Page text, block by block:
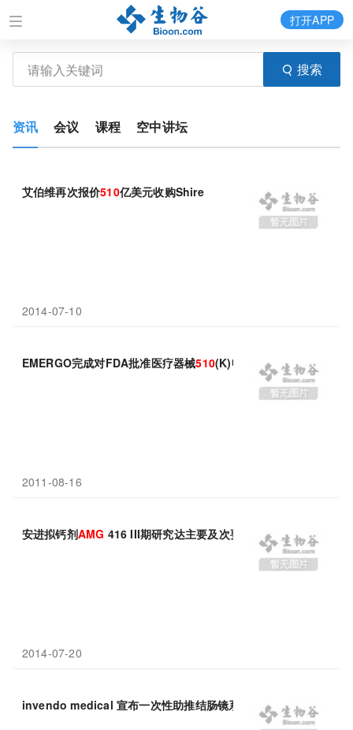
搜索
打开APP
资讯 会议 课程 空中讲坛
艾伯维再次报价510亿美元收购Shire
2014-07-10
EMERGO完成对FDA批准医疗器械510(K)申请的分析
2011-08-16
安进拟钙剂AMG 416 III期研究达主要及次要终点
2014-07-20
invendo medical 宣布一次性助推结肠镜系统获得 FDA 的510